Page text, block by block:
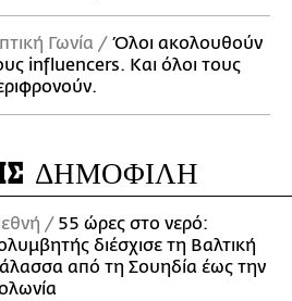
Γωνία
Όλοι ακολουθούν
influencers. Και όλοι τους
ΔΗΜΟΦΙΛΗ
55 ώρες στο νερό:
διέσχισε τη Βαλτική
από τη Σουηδία έως την